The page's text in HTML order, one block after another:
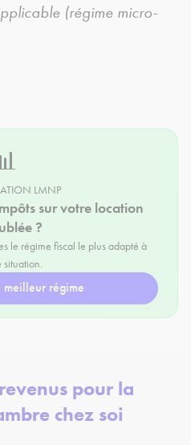
(régime micro-
LMNP
sur votre location
?
le régime fiscal le plus adapté à
situation.
régime
pour la
chez soi